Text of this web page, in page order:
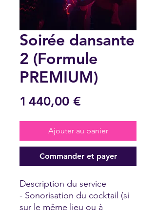
Soirée dansante
2 (Formule
PREMIUM)
1 440,00 €
Ajouter au panier
Commander et payer
Description du service
- Sonorisation du cocktail (si
sur le même lieu ou à